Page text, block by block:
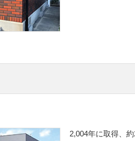
2,004年に取得、